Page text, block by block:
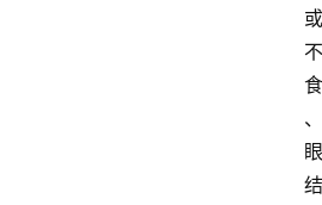
或
不
食
、
眼
结